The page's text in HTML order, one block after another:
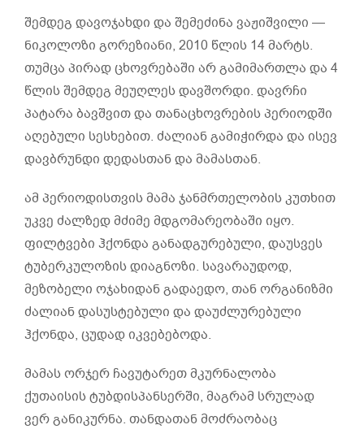
შემდეგ დავოჯახდი და შემეძინა ვაჟიშვილი —
ნიკოლოზი გორეზიანი, 2010 წლის 14 მარტს.
თუმცა პირად ცხოვრებაში არ გამიმართლა და 4
წლის შემდეგ მეუღლეს დავშორდი. დავრჩი
პატარა ბავშვით და თანაცხოვრების პერიოდში
აღებული სესხებით. ძალიან გამიჭირდა და ისევ
დავბრუნდი დედასთან და მამასთან.
ამ პერიოდისთვის მამა ჯანმრთელობის კუთხით
უკვე ძალზედ მძიმე მდგომარეობაში იყო.
ფილტვები ჰქონდა განადგურებული, დაუსვეს
ტუბერკულოზის დიაგნოზი. სავარაუდოდ,
მეზობელი ოჯახიდან გადაედო, თან ორგანიზმი
ძალიან დასუსტებული და დაუძლურებული
ჰქონდა, ცუდად იკვებებოდა.
მამას ორჯერ ჩავუტარეთ მკურნალობა
ქუთაისის ტუბდისპანსერში, მაგრამ სრულად
ვერ განიკურნა. თანდათან მოძრაობაც